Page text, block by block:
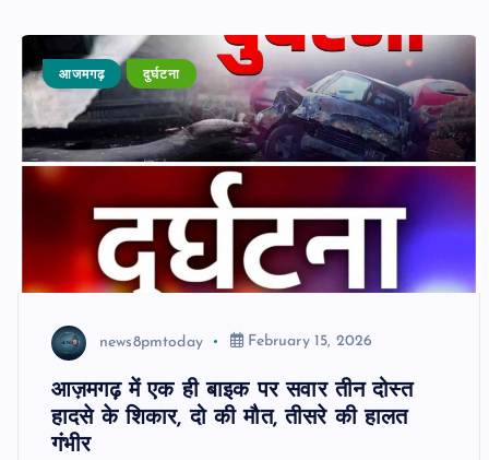
आजमगढ़ दुर्घटना
news8pmtoday February 15, 2026
आज़मगढ़ में एक ही बाइक पर सवार तीन दोस्त
हादसे के शिकार, दो की मौत, तीसरे की हालत
गंभीर